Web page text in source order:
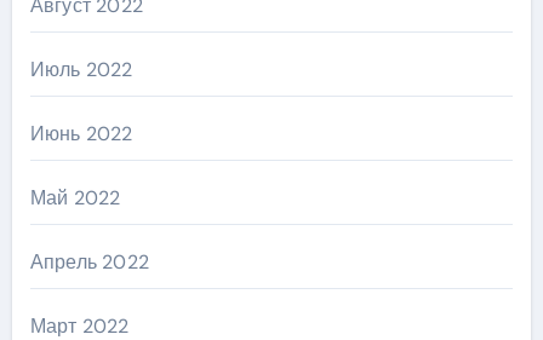
Август 2022
Июль 2022
Июнь 2022
Май 2022
Апрель 2022
Март 2022